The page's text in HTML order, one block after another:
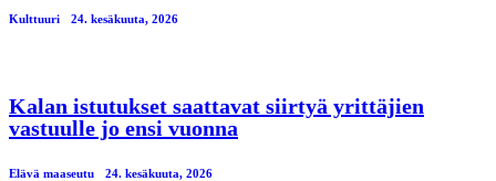
Kulttuuri 24. kesäkuuta, 2026
Kalan istutukset saattavat siirtyä yrittäjien
vastuulle jo ensi vuonna
Elävä maaseutu 24. kesäkuuta, 2026